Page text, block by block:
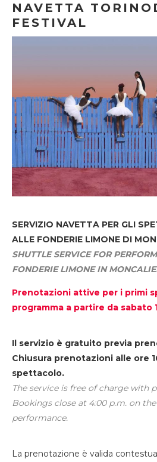
NAVETTA
FESTIVAL
SERVIZIO NAVETTA PER GLI
ALLE FONDERIE LIMONE DI
SHUTTLE SERVICE FOR
FONDERIE LIMONE IN
Prenotazioni attive per i primi
programma a partire da sabato
Il servizio è gratuito previa
Chiusura prenotazioni alle ore
spettacolo.
The service is free of charge with
Bookings close at 4:00 p.m. on
performance.
La prenotazione è valida